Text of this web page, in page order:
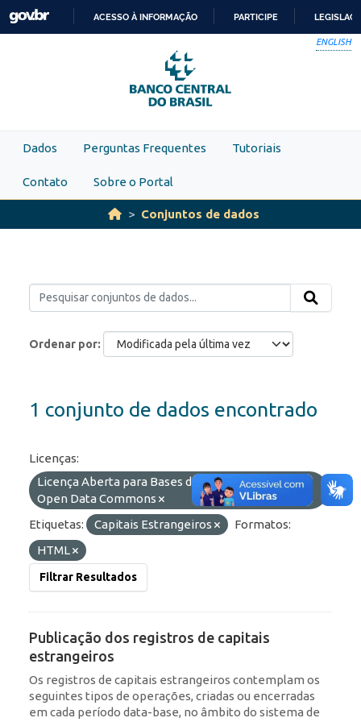
Skip to main content
PARA
O
CONTEÚDO
ACESSO À INFORMAÇÃO PARTICIPE
ENGLISH
Dados Perguntas Frequentes Tutoriais
Contato Sobre o Portal
Conjuntos de dados
Ordenar por
1 conjunto de dados encontrado
Licenças:
Licença Aberta para Bases de Dados (ODbL) do
Open Data Commons
Etiquetas:
Capitais Estrangeiros
Formatos:
HTML
Filtrar Resultados
Publicação dos registros de capitais
estrangeiros
Os registros de capitais estrangeiros contemplam os
seguintes tipos de operações, criadas ou encerradas
em cada período data-base, no âmbito do sistema de